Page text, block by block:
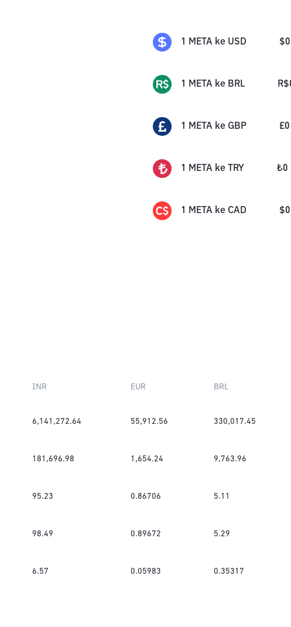
1 META ke USD $0
1 META ke BRL R$
1 META ke GBP £0
1 META ke TRY ₺0
1 META ke CAD $0
INR EUR BRL
6,141,272.64 55,912.56 330,017.45
181,696.98 1,654.24 9,763.96
95.23 0.86706 5.11
98.49 0.89672 5.29
6.57 0.05983 0.35317